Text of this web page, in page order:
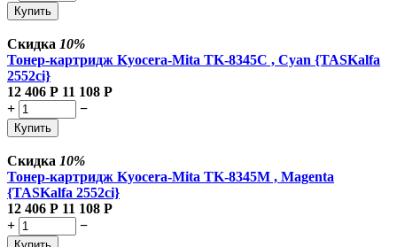
Купить
Скидка 10%
Тонер-картридж Kyocera-Mita TK-8345C , Cyan {TASKalfa
2552ci}
12 406 Р 11 108 Р
+
−
Купить
Скидка 10%
Тонер-картридж Kyocera-Mita TK-8345M , Magenta
{TASKalfa 2552ci}
12 406 Р 11 108 Р
+
−